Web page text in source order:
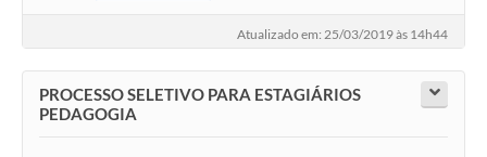
Atualizado em: 25/03/2019 às 14h44
PROCESSO SELETIVO PARA ESTAGIÁRIOS
PEDAGOGIA